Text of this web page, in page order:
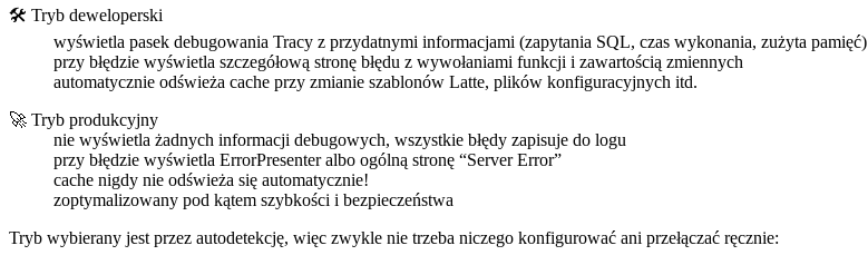
🛠️ Tryb deweloperski
wyświetla pasek debugowania Tracy z przydatnymi informacjami (zapytania SQL, czas wykonania, zużyta pamięć)
przy błędzie wyświetla szczegółową stronę błędu z wywołaniami funkcji i zawartością zmiennych
automatycznie odświeża cache przy zmianie szablonów Latte, plików konfiguracyjnych itd.
🚀 Tryb produkcyjny
nie wyświetla żadnych informacji debugowych, wszystkie błędy zapisuje do logu
przy błędzie wyświetla ErrorPresenter albo ogólną stronę “Server Error”
cache nigdy nie odświeża się automatycznie!
zoptymalizowany pod kątem szybkości i bezpieczeństwa
Tryb wybierany jest przez autodetekcję, więc zwykle nie trzeba niczego konfigurować ani przełączać ręcznie: